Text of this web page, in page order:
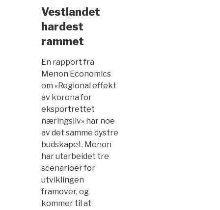
Vestlandet
hardest
rammet
En rapport fra
Menon Economics
om «Regional effekt
av korona for
eksportrettet
næringsliv» har noe
av det samme dystre
budskapet. Menon
har utarbeidet tre
scenarioer for
utviklingen
framover, og
kommer til at